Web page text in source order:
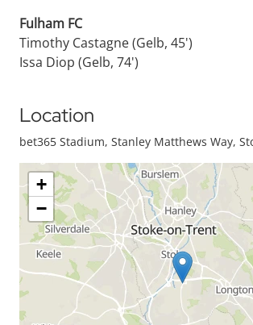
Fulham FC
Timothy Castagne (Gelb, 45')
Issa Diop (Gelb, 74')
Location
bet365 Stadium, Stanley Matthews Way,
+
−